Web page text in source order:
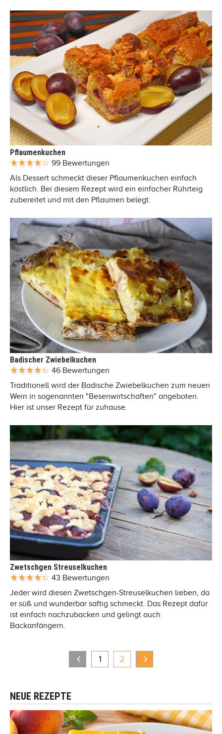
Pflaumenkuchen
99 Bewertungen
Als Dessert schmeckt dieser Pflaumenkuchen einfach
köstlich. Bei diesem Rezept wird ein einfacher Rührteig
zubereitet und mit den Pflaumen belegt.
Badischer Zwiebelkuchen
46 Bewertungen
Traditionell wird der Badische Zwiebelkuchen zum neuen
Wein in sogenannten "Besenwirtschaften" angeboten.
Hier ist unser Rezept für zuhause.
Zwetschgen Streuselkuchen
43 Bewertungen
Jeder wird diesen Zwetschgen-Streuselkuchen lieben, da
er süß und wunderbar saftig schmeckt. Das Rezept dafür
ist einfach nachzubacken und gelingt auch
Backanfängern.
1 2
NEUE REZEPTE